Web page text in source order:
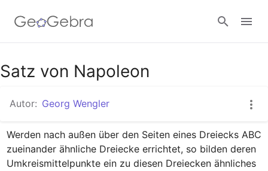
Google Classroom
GeoGebra Classroom
Anmelden
Satz von Napoleon
Autor: Georg Wengler
Werden nach außen über den Seiten eines Dreiecks ABC
zueinander ähnliche Dreiecke errichtet, so bilden deren
Umkreismittelpunkte ein zu diesen Dreiecken ähnliches